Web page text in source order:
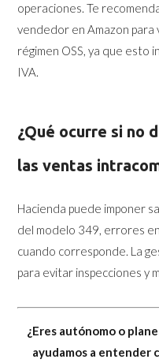
operaciones. Te
vendedor en Amazon para
régimen OSS, ya que esto
IVA.
¿Qué ocurre si no
las ventas
Hacienda puede imponer
del modelo 349, errores
cuando corresponde. La
para evitar inspecciones y
¿Eres autónomo o
ayudamos a entender